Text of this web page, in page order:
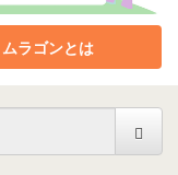
ムラゴンとは